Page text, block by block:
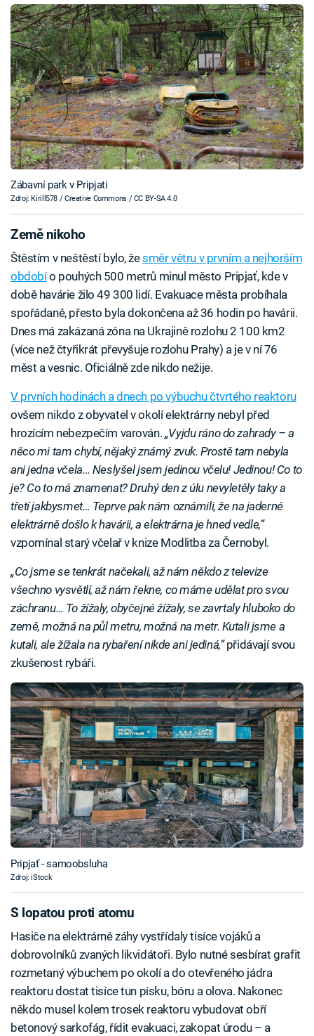
Zábavní park v Pripjati
Zdroj: Kirill578 / Creative Commons / CC BY-SA 4.0
Země nikoho
Štěstím v neštěstí bylo, žesměr větru v prvním a nejhorším
obdobío pouhých 500 metrů minul město Pripjať, kde v
době havárie žilo 49 300 lidí. Evakuace města probíhala
spořádaně, přesto byla dokončena až 36 hodin po havárii.
Dnes má zakázaná zóna na Ukrajině rozlohu 2 100 km2
(více než čtyřikrát převyšuje rozlohu Prahy) a je v ní 76
měst a vesnic. Oficiálně zde nikdo nežije.
V prvních hodinách a dnech po výbuchu čtvrtého reaktoru
ovšem nikdo z obyvatel v okolí elektrárny nebyl před
hrozícím nebezpečím varován. „Vyjdu ráno do zahrady – a
něco mi tam chybí, nějaký známý zvuk. Prostě tam nebyla
ani jedna včela… Neslyšel jsem jedinou včelu! Jedinou! Co to
je? Co to má znamenat? Druhý den z úlu nevyletěly taky a
třetí jakbysmet… Teprve pak nám oznámili, že na jaderné
elektrárně došlo k havárii, a elektrárna je hned vedle,“
vzpomínal starý včelař v knize Modlitba za Černobyl.
„Co jsme se tenkrát načekali, až nám někdo z televize
všechno vysvětlí, až nám řekne, co máme udělat pro svou
záchranu… To žížaly, obyčejné žížaly, se zavrtaly hluboko do
země, možná na půl metru, možná na metr. Kutali jsme a
kutali, ale žížala na rybaření nikde ani jediná,“přidávají svou
zkušenost rybáři.
Pripjať - samoobsluha
Zdroj: iStock
S lopatou proti atomu
Hasiče na elektrárně záhy vystřídaly tisíce vojáků a
dobrovolníků zvaných likvidátoři. Bylo nutné sesbírat grafit
rozmetaný výbuchem po okolí a do otevřeného jádra
reaktoru dostat tisíce tun písku, bóru a olova. Nakonec
někdo musel kolem trosek reaktoru vybudovat obří
betonový sarkofág, řídit evakuaci, zakopat úrodu – a